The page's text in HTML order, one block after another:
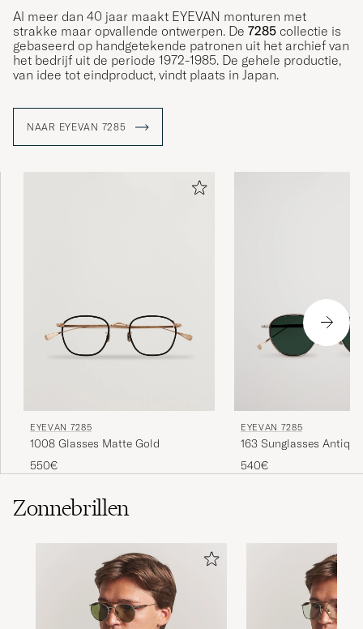
Al meer dan 40 jaar maakt EYEVAN monturen met
strakke maar opvallende ontwerpen. De 7285 collectie is
gebaseerd op handgetekende patronen uit het archief van
het bedrijf uit de periode 1972-1985. De gehele productie,
van idee tot eindproduct, vindt plaats in Japan.
NAAR EYEVAN 7285
EYEVAN 7285
1008 Glasses Matte Gold
550€
EYEVAN 7285
163 Sunglasses
540€
Zonnebrillen